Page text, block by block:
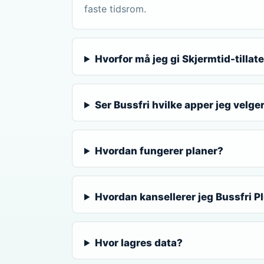
faste tidsrom.
Hvorfor må jeg gi Skjermtid-
Ser Bussfri hvilke apper jeg
Hvordan fungerer planer?
Hvordan kansellerer jeg Bussfri
Hvor lagres data?